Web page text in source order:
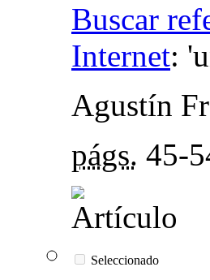
Buscar
Internet:
Agustín
págs. 45-
Seleccionado